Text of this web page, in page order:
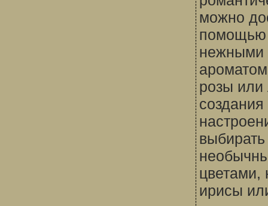
можно
помощью
нежными
розы
создания
цветами,
ирисы